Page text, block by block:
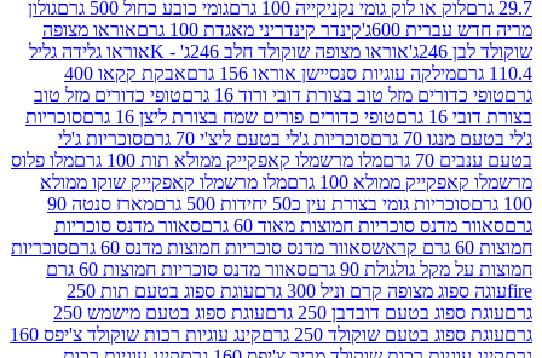
או לוק גומי נקניקייה 100 גרם
גומי כובע כחול 500 גרם
גולון
600ג'
קינדר קינדריני מאגדת 100 גרם
אוראו מצופה
אוראו מצופה שוקולד חלב 246ג' - K
אוראו גלידה גליל
מילקה עוגיות סנסיישן אוראו 156 גרם
אבקת קקאו 400
מזל טוב בצורת דובי ורוד 16 גרם
טופי כדורים מזל טוב
טופי כדורים פורים שמח בצורת ליצן 16 גרם
סוכריות
גרם
סוכריות ג'לי בטעם ליצ'י 70 גרם
סוכריות ג'לי
מלו מרשמלו קאפקייק ממולא תות 100 גרם
מלו פלוס
ממולא 100 גרם
מלו מרשמלו קאפקייק שוקו ממולא
גומי בצורת עין כ50 יחידות 500 גרם
מארז סנטה 90
סוכריות חמוצות מאוד 60 גרם
סאוור מדנס סוכריות
סאוור מדנס סוכריות חמוצות מדנס 60 גרם
סוכריות
גולגולת 90 גרם
סאוור מדנס סוכריות חמוצות 60 גרם
מצופה קרם וניל 300 גרם
עוגת ספוג בטעם תות 250
בטעם דובדבן 250 גרם
עוגת ספוג בטעם מישמש 250
בטעם שוקולד 250 גרם
קינג עוגיות רכות שוקולד צ'יפס 160